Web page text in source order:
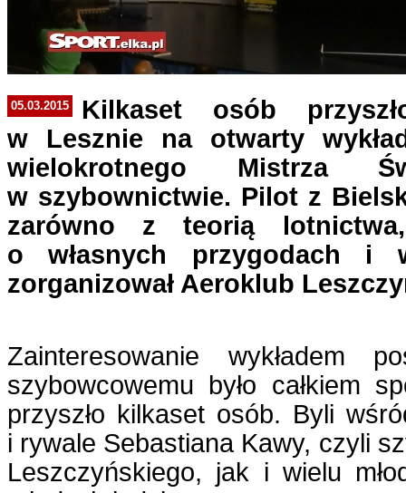
05.03.2015
Kilkaset osób
w Lesznie na otwarty
wielokrotnego Mistrza
w szybownictwie. Pilot z
zarówno z teorią
o własnych przygodach i
zorganizował Aeroklub
Zainteresowanie wykładem
szybowcowemu było całkiem
przyszło kilkaset osób. Byli
i rywale Sebastiana Kawy, czyli
Leszczyńskiego, jak i wielu